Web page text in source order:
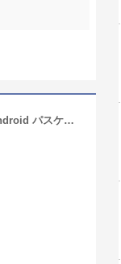
スマホポーチ 本革 財布 Lサイズ スマホショルダー 全機種対応 栃木 レザー iPhone android パスケース 定期入れ ICカード入れ スマホポシェット スマホバッグ ミニバッグ レディース メンズ ネックストラップ おしゃれ 大人 かわいい かっこいい シンプル HUKURO